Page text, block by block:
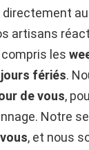
au
artisans
compris les
jours fériés.
de vous,
Notre
, et nous